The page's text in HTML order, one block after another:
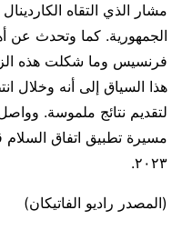
مشار الذي التقاه
الجمهورية. كما وتحدث عن
فرنسيس وما شكلت هذه
هذا السياق إلى أنه وخلال
لتقديم نتائج ملموسة.
مسيرة تطبيق اتفاق السلام
٢٠٢٣.
(المصدر راديو الفاتيكان)